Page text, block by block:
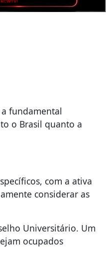
fundamental
o Brasil quanto a
com a ativa
considerar as
Universitário. Um
ocupados